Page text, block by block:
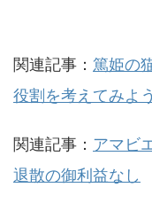
関連記事： 篤姫の
役割を考えてみよ
関連記事： アマビ
退散の御利益なし